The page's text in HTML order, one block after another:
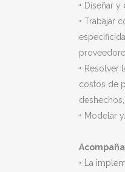
• Diseñar
• Trabajar
• Resolver
costos de
deshechos,...
• Modelar
• La